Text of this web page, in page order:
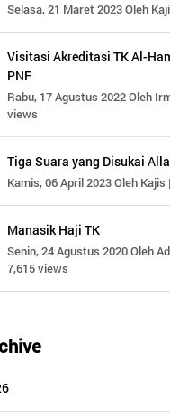
Selasa, 21 Maret 2023 Oleh
Visitasi Akreditasi TK Al-
PNF
Rabu, 17 Agustus 2022 Oleh
views
Tiga Suara yang Disukai
Kamis, 06 April 2023 Oleh Kajis |
Manasik Haji TK
Senin, 24 Agustus 2020 Oleh
7,615 views